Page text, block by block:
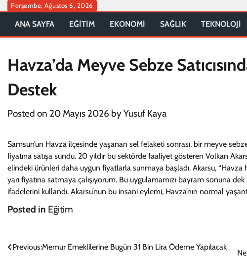
Skip
content
Perşembe, Ağustos 6, 2026
ANA SAYFA EĞİTİM EKONOMİ SAĞLIK TEKNOLOJİ
Havza’da Meyve Sebze
Destek
Posted on 20 Mayıs 2026 byYusuf Kaya
Samsun’un Havza ilçesinde yaşanan sel felaketi sonrası, bir meyve
fiyatına satışa sundu. 20 yıldır bu sektörde faaliyet gösteren Volkan
elindeki ürünleri daha uygun fiyatlarla sunmaya başladı. Akarsu,
yarı fiyatına satmaya çalışıyorum. Bu uygulamamızı bayram sonuna
ifadelerini kullandı. Akarsu’nun bu insani eylemi, Havza’nın normal
Posted in Eğitim
Yazı
Previous:Memur Emeklilerine Bugün 31 Bin Lira Ödeme Yapılacak